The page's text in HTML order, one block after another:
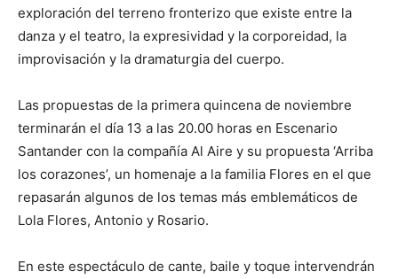
exploración del terreno fronterizo que existe entre la
danza y el teatro, la expresividad y la corporeidad, la
improvisación y la dramaturgia del cuerpo.
Las propuestas de la primera quincena de noviembre
terminarán el día 13 a las 20.00 horas en Escenario
Santander con la compañía Al Aire y su propuesta ‘Arriba
los corazones’, un homenaje a la familia Flores en el que
repasarán algunos de los temas más emblemáticos de
Lola Flores, Antonio y Rosario.
En este espectáculo de cante, baile y toque intervendrán